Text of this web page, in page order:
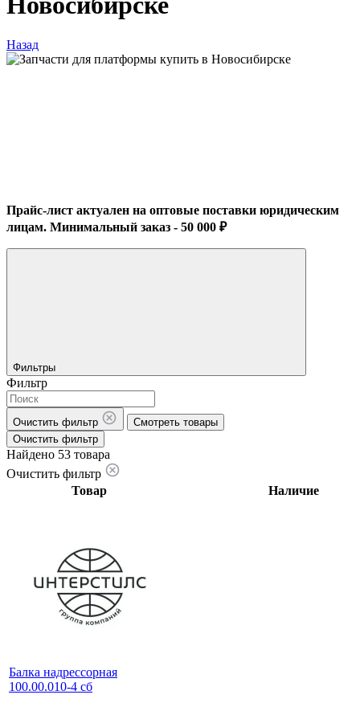
Назад
Прайс-лист актуален на оптовые поставки юридическим
лицам. Минимальный заказ - 50 000 ₽
Фильтры
Фильтр
Очистить фильтр
Смотреть товары
Очистить фильтр
Найдено 53 товара
Очистить фильтр
Товар
Наличие
Балка надрессорная
100.00.010-4 сб